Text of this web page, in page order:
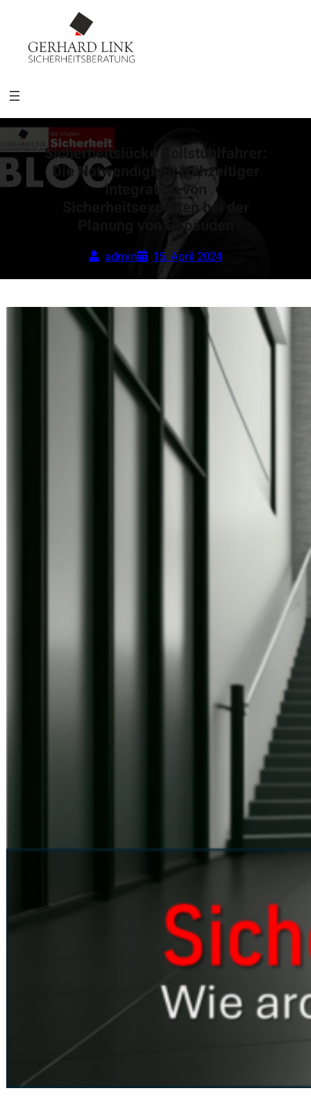
Sicherheitslücke Rollstuhlfahrer:
Die Notwendigkeit frühzeitiger
Integration von
Sicherheitsexperten bei der
Planung von Gebäuden
admin 15. April 2024